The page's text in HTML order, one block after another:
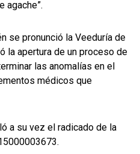
agache”.
se pronunció la Veeduría de
la apertura de un proceso de
las anomalías en el
médicos que
a su vez el radicado de la
.